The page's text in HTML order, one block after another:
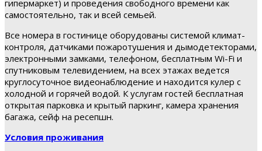
гипермаркет) и проведения свободного времени как
самостоятельно, так и всей семьей.
Все номера в гостинице оборудованы системой климат-
контроля, датчиками пожаротушения и дымодетекторами,
электронными замками, телефоном, бесплатным Wi-Fi и
спутниковым телевидением, на всех этажах ведется
круглосуточное видеонаблюдение и находится кулер с
холодной и горячей водой. К услугам гостей бесплатная
открытая парковка и крытый паркинг, камера хранения
багажа, сейф на ресепшн.
Условия проживания